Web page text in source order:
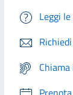
Leggi